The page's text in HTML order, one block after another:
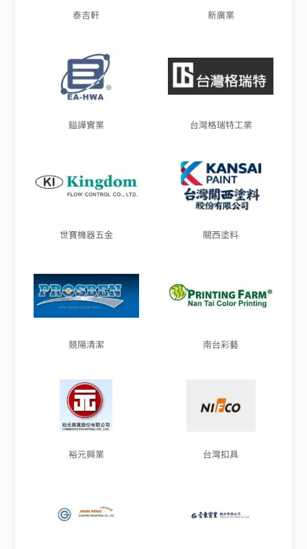
泰吉軒 新廣業
鎰譁實業 台灣格瑞特工業
世寶機器五金 關西塗料
競陽清潔 南台彩藝
裕元興業 台灣扣具